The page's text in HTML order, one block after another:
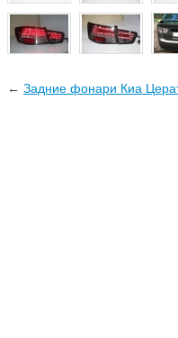
← Задние фонари Киа